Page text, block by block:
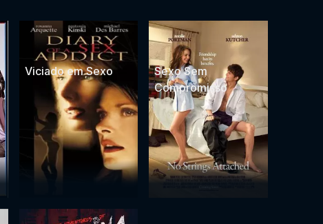
Viciado em Sexo
Sexo Sem
Compromisso